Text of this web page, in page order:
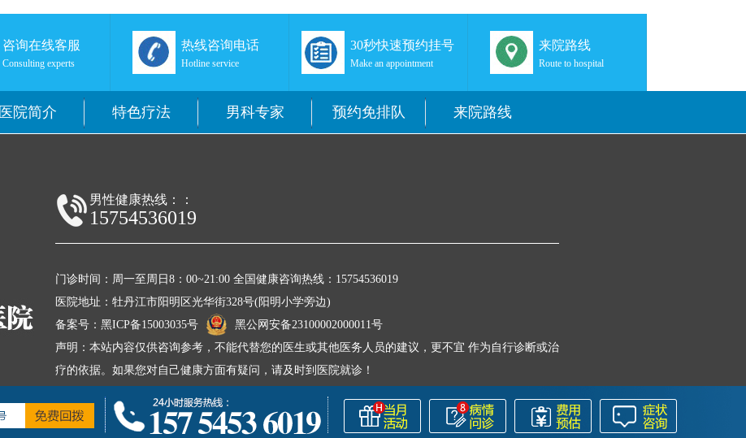
咨询在线客服
Consulting experts
热线咨询电话
Hotline service
30秒快速预约挂号
Make an appointment
来院路线
Route to hospital
医院简介 特色疗法 男科专家 预约免排队 来院路线
男性健康热线：：
15754536019
门诊时间：周一至周日8：00~21:00 全国健康咨询热线：15754536019
医院地址：牡丹江市阳明区光华街328号(阳明小学旁边)
备案号： 黑ICP备15003035号
黑公网安备23100002000011号
声明：本站内容仅供咨询参考，不能代替您的医生或其他医务人员的建议，更不宜 作为自行诊断或治
疗的依据。如果您对自己健康方面有疑问，请及时到医院就诊！